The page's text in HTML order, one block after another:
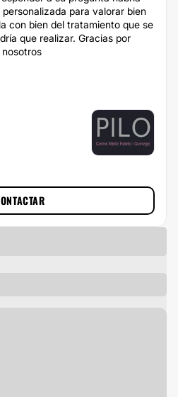
para valorar bien
con bien del tratamiento que se
que realizar. Gracias por